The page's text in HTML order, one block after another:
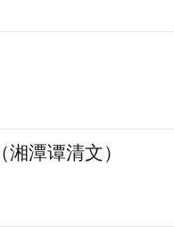
潭谭清文）